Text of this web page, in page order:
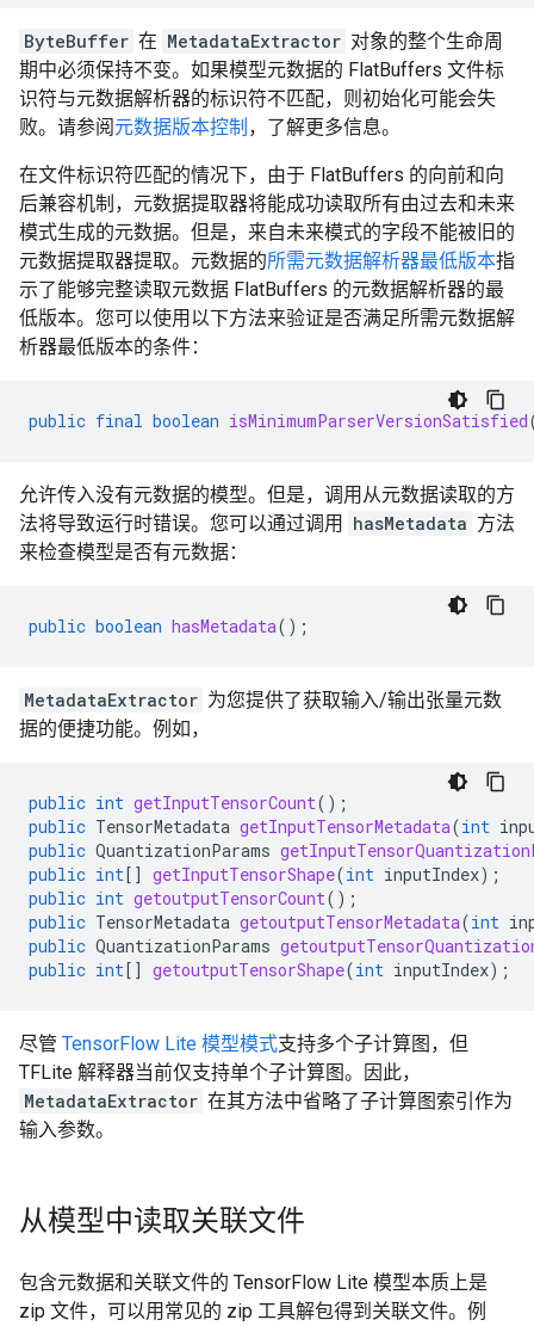
ByteBuffer 在 MetadataExtractor 对象的整个生命周
期中必须保持不变。如果模型元数据的 FlatBuffers 文件标
识符与元数据解析器的标识符不匹配，则初始化可能会失
败。请参阅元数据版本控制 ，了解更多信息。
在文件标识符匹配的情况下，由于 FlatBuffers 的向前和向
后兼容机制，元数据提取器将能成功读取所有由过去和未来
模式生成的元数据。但是，来自未来模式的字段不能被旧的
元数据提取器提取。元数据的所需元数据解析器最低版本指
示了能够完整读取元数据 FlatBuffers 的元数据解析器的最
低版本。您可以使用以下方法来验证是否满足所需元数据解
析器最低版本的条件：
public final boolean isMinimumParserVersionSatisfied
允许传入没有元数据的模型。但是，调用从元数据读取的方
法将导致运行时错误。您可以通过调用
hasMetadata 方法
来检查模型是否有元数据：
public boolean hasMetadata();
MetadataExtractor 为您提供了获取输入/输出张量元数
据的便捷功能。例如，
public int getInputTensorCount();
public TensorMetadata getInputTensorMetadata(int
public QuantizationParams
public int[] getInputTensorShape(int inputIndex);
public int getoutputTensorCount();
public TensorMetadata getoutputTensorMetadata(int
public QuantizationParams
public int[] getoutputTensorShape(int inputIndex);
尽管 TensorFlow Lite 模型模式支持多个子计算图，但
TFLite 解释器当前仅支持单个子计算图。因此，
MetadataExtractor 在其方法中省略了子计算图索引作为
输入参数。
从模型中读取关联文件
包含元数据和关联文件的 TensorFlow Lite 模型本质上是
zip 文件，可以用常见的 zip 工具解包得到关联文件。例